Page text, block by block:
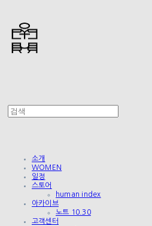
소개
WOMEN
일정
스토어
human index
아카이브
노트 10.30
고객센터